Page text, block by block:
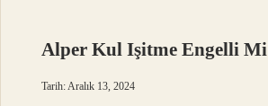
Alper Kul Işitme Engelli Mi
Tarih: Aralık 13, 2024